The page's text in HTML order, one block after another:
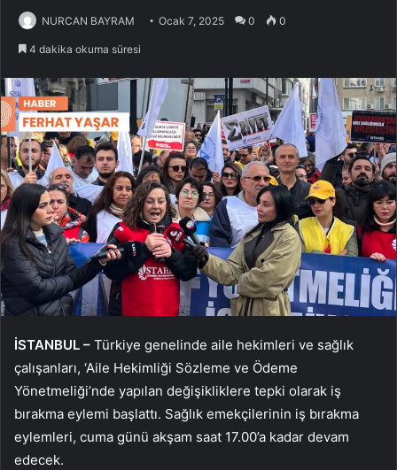
NURCAN BAYRAM Ocak 7, 2025 0 0
4 dakika okuma süresi
İSTANBUL – Türkiye genelinde aile hekimleri ve sağlık
çalışanları, ‘Aile Hekimliği Sözleme ve Ödeme
Yönetmeliği’nde yapılan değişikliklere tepki olarak iş
bırakma eylemi başlattı. Sağlık emekçilerinin iş bırakma
eylemleri, cuma günü akşam saat 17.00’a kadar devam
edecek.